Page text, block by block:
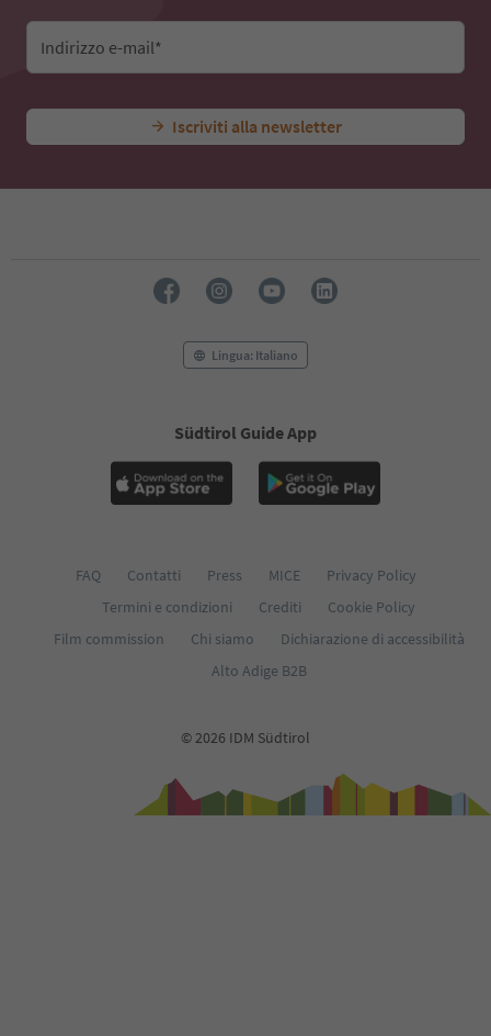
Indirizzo e-mail*
Iscriviti alla newsletter
Lingua: Italiano
Südtirol Guide App
FAQ Contatti Press MICE
Privacy Policy
Termini e condizioni
Crediti
Cookie Policy
Film commission
Chi siamo
Dichiarazione di accessibilità
Alto Adige B2B
© 2026 IDM Südtirol